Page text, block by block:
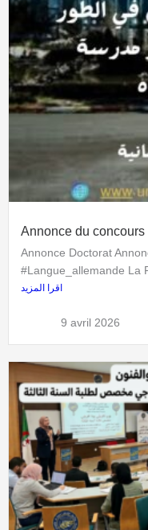
Annonce du
Annonce Doctorat
#Langue_allemande La
اقرا المزيد
9 avril 2026